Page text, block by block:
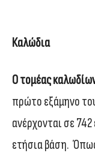
Καλώδια
Ο τομέας
πρώτο εξάμηνο
ανέρχονται σε
ετήσια βάση.